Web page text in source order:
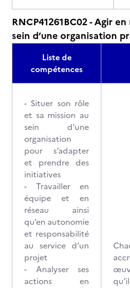
RNCP41261BC02 - Agir
sein d’une organisation
Liste de
compétences
- Situer son rôle
et sa mission au
sein d'une
organisation
pour s’adapter
et prendre des
initiatives
- Travailler en
équipe et en
réseau ainsi
qu’en autonomie
et responsabilité
au service d’un
projet
- Analyser ses
actions en